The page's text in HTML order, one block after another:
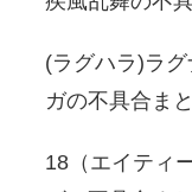
(ラグハラ)ラ
ガの不具合ま
18（エイティ